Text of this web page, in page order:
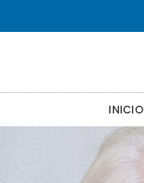
INICIO